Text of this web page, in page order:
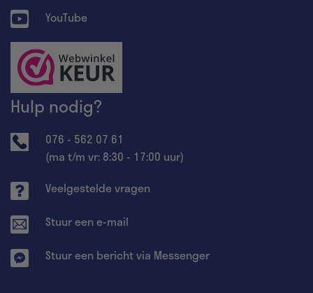
YouTube
Hulp nodig?
076 - 562 07 61
(ma t/m vr: 8:30 - 17:00 uur)
Veelgestelde vragen
Stuur een e-mail
Stuur een bericht via Messenger